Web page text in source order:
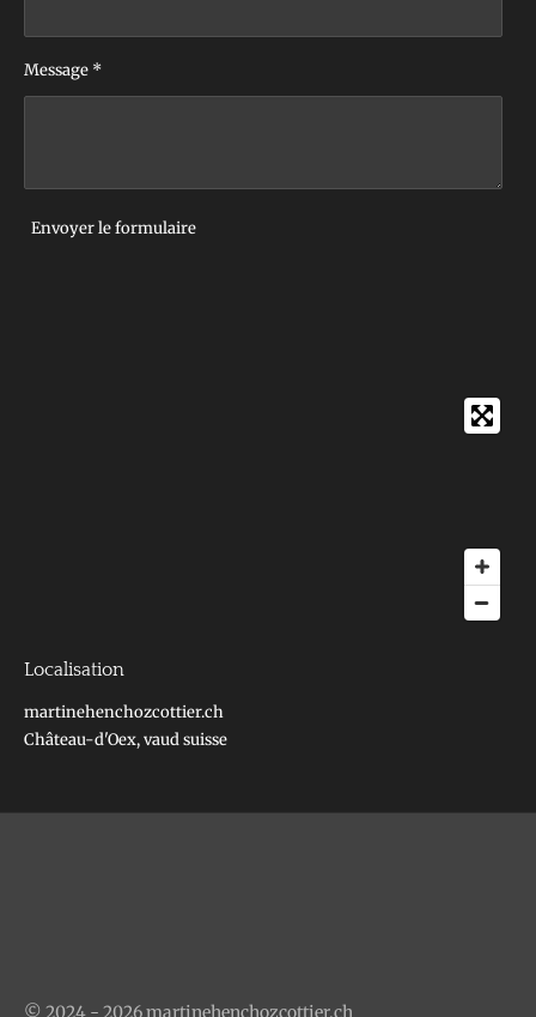
Message *
Envoyer le formulaire
Localisation
martinehenchozcottier.ch
Château-d'Oex, vaud suisse
© 2024 - 2026 martinehenchozcottier.ch